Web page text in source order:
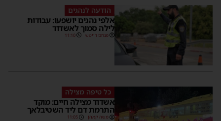
הודעה לנהגים
אלפי נהגים יושפעו: עבודות
לילה סמוך לאשדוד
מנחם דויטש 11:10
כל טיפה מצילה
אשדוד מצילה חיים: מוקד
התרמת דם ליד השטיבלאך
משה קאהן 11:05